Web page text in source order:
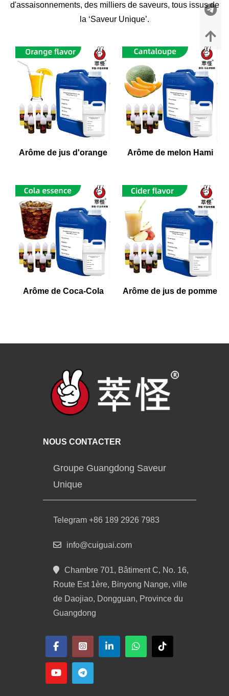
d'assaisonnements, des milliers de saveurs, tous issus de
la ‘Saveur Unique’.
Arôme de jus d'orange Arôme de melon Hami
Arôme de Coca-Cola Arôme de jus de pomme
NOUS CONTACTER
Groupe Guangdong Saveur
Unique
Telegram +86 189 2926 7983
info@cuiguai.com
Chambre 701, Bâtiment C, No. 16,
Route Est 1ère, Binyong Nange, ville
de Daojiao, Dongguan, Province du
Guangdong